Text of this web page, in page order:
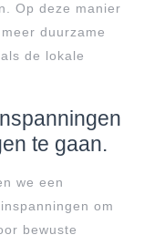
Op deze manier
duurzame
de lokale
te gaan.
we een
om
bewuste